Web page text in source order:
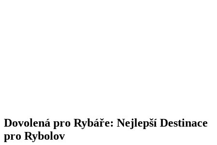
Dovolená pro Rybáře: Nejlepší Destinace
pro Rybolov